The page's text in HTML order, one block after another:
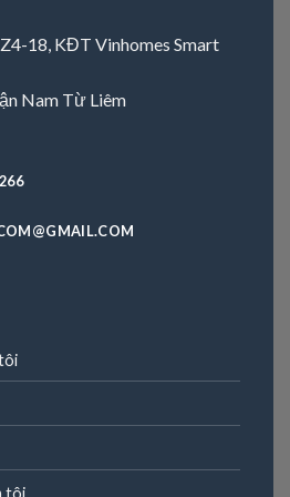
18, KĐT Vinhomes Smart
Nam Từ Liêm
tôi